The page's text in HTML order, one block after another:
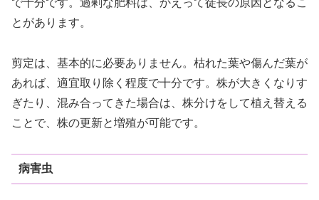
で十分です。過剰な肥料は、かえって徒長の原因となるこ
とがあります。
剪定は、基本的に必要ありません。枯れた葉や傷んだ葉が
あれば、適宜取り除く程度で十分です。株が大きくなりす
ぎたり、混み合ってきた場合は、株分けをして植え替える
ことで、株の更新と増殖が可能です。
病害虫